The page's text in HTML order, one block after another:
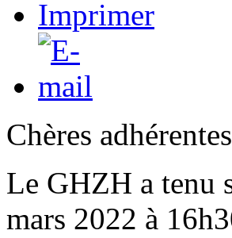
Chères
Le GHZH a tenu
mars 2022 à